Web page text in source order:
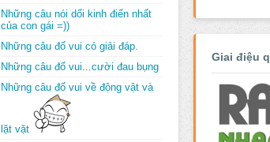
Những câu nói dối kinh điển nhất
của con gái =))
Những câu đố vui có giải đáp.
Những câu đố vui...cười đau bụng
Những câu đố vui về động vật và
lặt vặt
Giai điệu